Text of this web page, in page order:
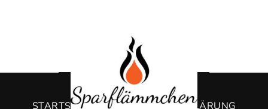
STARTSEITE DATENSCHUTZERKLÄRUNG